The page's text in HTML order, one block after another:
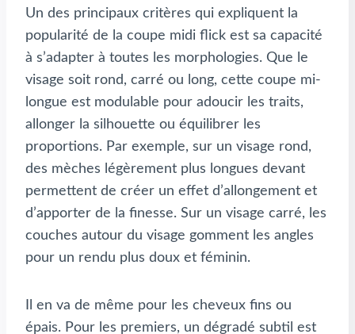
Un des principaux critères qui expliquent la
popularité de la coupe midi flick est sa capacité
à s’adapter à toutes les morphologies. Que le
visage soit rond, carré ou long, cette coupe mi-
longue est modulable pour adoucir les traits,
allonger la silhouette ou équilibrer les
proportions. Par exemple, sur un visage rond,
des mèches légèrement plus longues devant
permettent de créer un effet d’allongement et
d’apporter de la finesse. Sur un visage carré, les
couches autour du visage gomment les angles
pour un rendu plus doux et féminin.
Il en va de même pour les cheveux fins ou
épais. Pour les premiers, un dégradé subtil est